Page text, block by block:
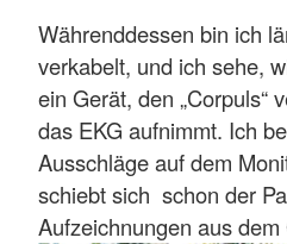
Währenddessen bin ich
verkabelt, und ich sehe,
ein Gerät, den „Corpuls“
das EKG aufnimmt. Ich
Ausschläge auf dem
schiebt sich schon der
Aufzeichnungen aus dem